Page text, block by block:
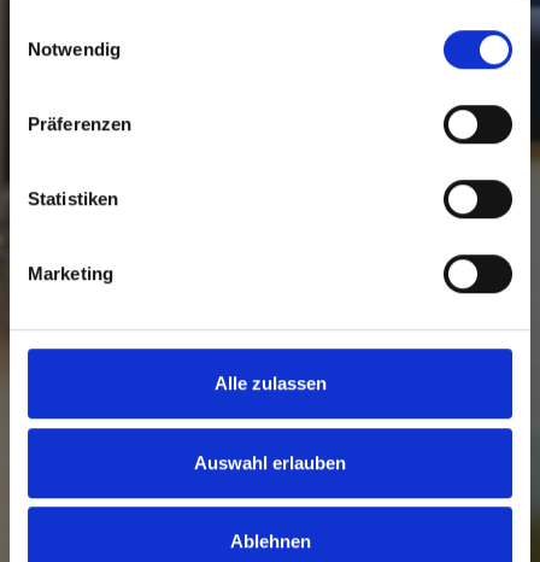
Notwendig
Präferenzen
Statistiken
Marketing
Alle zulassen
Auswahl erlauben
Ablehnen